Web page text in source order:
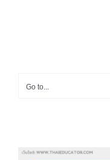
Go to...